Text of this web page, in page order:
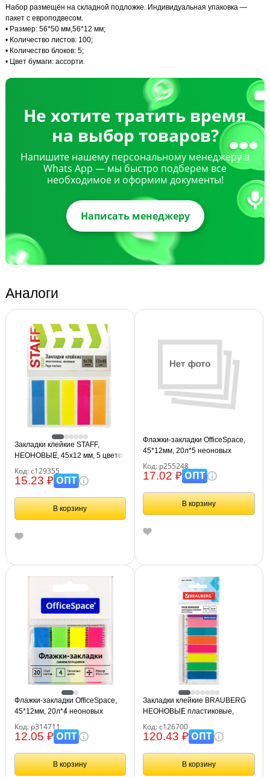
Набор размещён на складной подложке. Индивидуальная упаковка —
пакет с европодвесом.
• Размер: 56*50 мм,56*12 мм;
• Количество листов: 100;
• Количество блоков: 5;
• Цвет бумаги: ассорти.
Не хотите тратить время
на выбор товаров?
Напишите нашему персональному менеджеру в
Whats App — мы быстро подберем все
необходимое и оформим документы!
Написать менеджеру
Аналоги
Закладки клейкие STAFF,
НЕОНОВЫЕ, 45х12 мм, 5 цветов
основании, 129355
Код: с129355
15.23 ₽ОПТ
В корзину
Флажки-закладки OfficeSpace,
45*12мм, 20л*5 неоновых
Код: р255248
17.02 ₽ОПТ
В корзину
Флажки-закладки OfficeSpace,
45*12мм, 20л*4 неоновых
Код: р314711
12.05 ₽ОПТ
В корзину
Закладки клейкие BRAUBERG
НЕОНОВЫЕ пластиковые,
на пластиковой линейке 12 см,
Код: с126700
120.43 ₽ОПТ
В корзину